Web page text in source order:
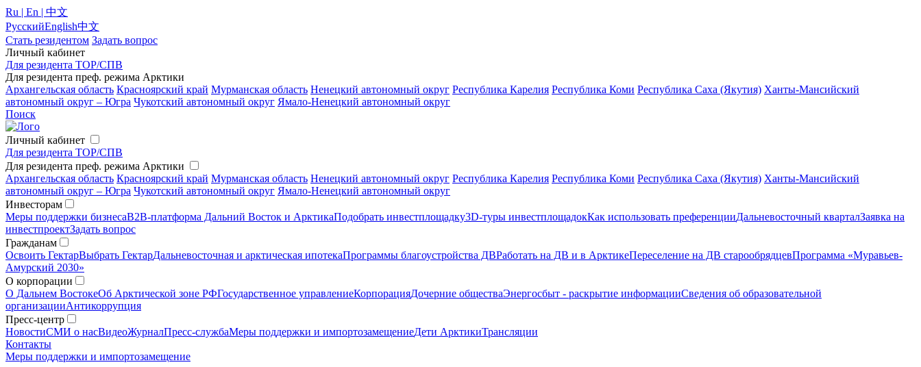
Ru | En | 中文
РусскийEnglish中文
Стать резидентом Задать вопрос
Личный кабинет
Для резидента ТОР/СПВ
Для резидента преф. режима Арктики
Архангельская область Красноярский край Мурманская область Ненецкий автономный округ Республика Карелия Республика Коми Республика Саха (Якутия) Ханты-Мансийский
автономный округ – Югра Чукотский автономный округ Ямало-Ненецкий автономный округ
Поиск
Личный кабинет
Для резидента ТОР/СПВ
Для резидента преф. режима Арктики
Архангельская область Красноярский край Мурманская область Ненецкий автономный округ Республика Карелия Республика Коми Республика Саха (Якутия) Ханты-Мансийский
автономный округ – Югра Чукотский автономный округ Ямало-Ненецкий автономный округ
Инвесторам
Меры поддержки бизнесаB2B-платформа Дальний Восток и АрктикаПодобрать инвестплощадку3D-туры инвестплощадокКак использовать преференцииДальневосточный кварталЗаявка на
инвестпроектЗадать вопрос
Гражданам
Освоить ГектарВыбрать ГектарДальневосточная и арктическая ипотекаПрограммы благоустройства ДВРаботать на ДВ и в АрктикеПереселение на ДВ старообрядцевПрограмма «Муравьев-
Амурский 2030»
О корпорации
О Дальнем ВостокеОб Арктической зоне РФГосударственное управлениеКорпорацияДочерние обществаЭнергосбыт - раскрытие информацииСведения об образовательной
организацииАнтикоррупция
Пресс-центр
НовостиСМИ о насВидеоЖурналПресс-службаМеры поддержки и импортозамещениеДети АрктикиТрансляции
Контакты
Меры поддержки и импортозамещение